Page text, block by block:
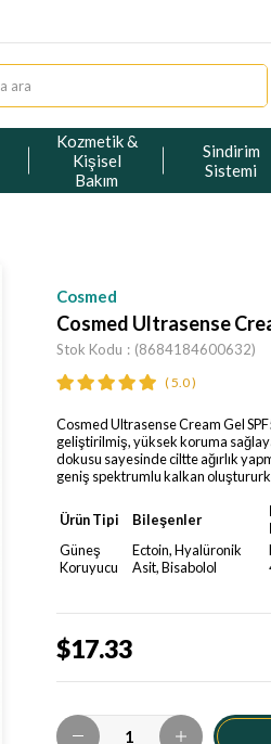
Kozmetik &
Kişisel
Bakım
Sindirim
Sistemi
Cosmed
Cosmed Ultrasense
Stok Kodu (8684184600632)
5.0
Cosmed Ultrasense Cream Gel
geliştirilmiş, yüksek koruma
dokusu sayesinde ciltte ağırlık
geniş spektrumlu kalkan
Ürün Tipi Bileşenler
Güneş
Koruyucu
Ectoin, Hyalüronik
Asit, Bisabolol
$17.33